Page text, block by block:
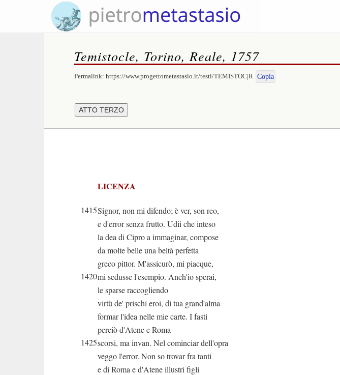
Temistocle, Torino, Reale, 1757
Permalink: https://www.progettometastasio.it/testi/TEMISTOC|R Copia
LICENZA
1415Signor, non mi difendo; è ver, son reo,
e d'error senza frutto. Udii che inteso
la dea di Cipro a immaginar, compose
da molte belle una beltà perfetta
greco pittor. M'assicurò, mi piacque,
1420mi sedusse l'esempio. Anch'io sperai,
le sparse raccogliendo
virtù de' prischi eroi, di tua grand'alma
formar l'idea nelle mie carte. I fasti
perciò d'Atene e Roma
1425scorsi, ma invan. Nel cominciar dell'opra
veggo l'error. Non so trovar fra tanti
e di Roma e d'Atene illustri figli